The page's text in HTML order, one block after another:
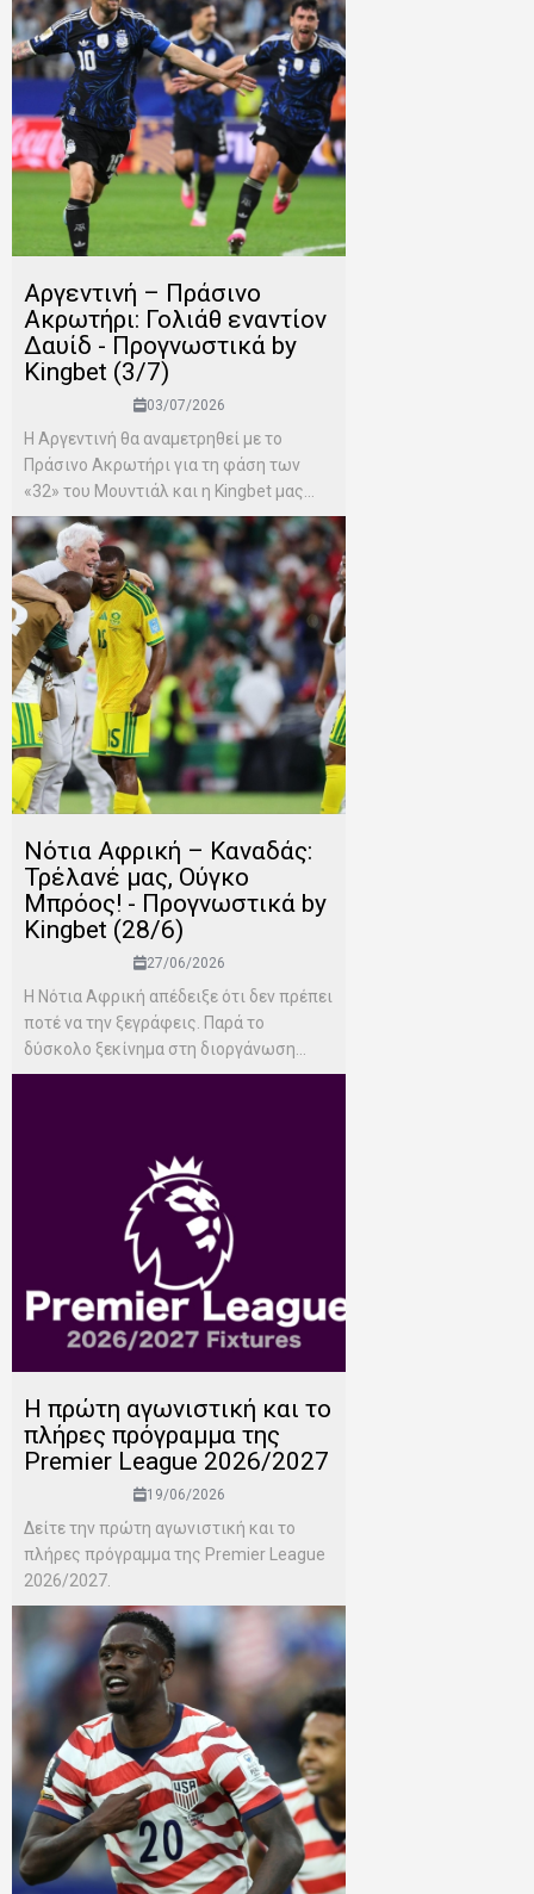
Αργεντινή – Πράσινο
Ακρωτήρι: Γολιάθ εναντίον
Δαυίδ - Προγνωστικά by
Kingbet (3/7)
03/07/2026
Η Αργεντινή θα αναμετρηθεί με το
Πράσινο Ακρωτήρι για τη φάση των
«32» του Μουντιάλ και η Kingbet μας...
Νότια Αφρική – Καναδάς:
Τρέλανέ μας, Ούγκο
Μπρόος! - Προγνωστικά by
Kingbet (28/6)
27/06/2026
Η Νότια Αφρική απέδειξε ότι δεν πρέπει
ποτέ να την ξεγράφεις. Παρά το
δύσκολο ξεκίνημα στη διοργάνωση...
H πρώτη αγωνιστική και το
πλήρες πρόγραμμα της
Premier League 2026/2027
19/06/2026
Δείτε την πρώτη αγωνιστική και το
πλήρες πρόγραμμα της Premier League
2026/2027.